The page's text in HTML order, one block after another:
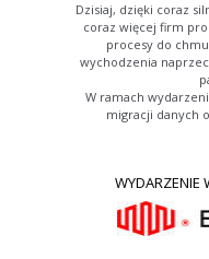
Dzisiaj, dzięki coraz
coraz więcej firm
procesy do
wychodzenia
W ramach
migracji danych
WYDARZENIE